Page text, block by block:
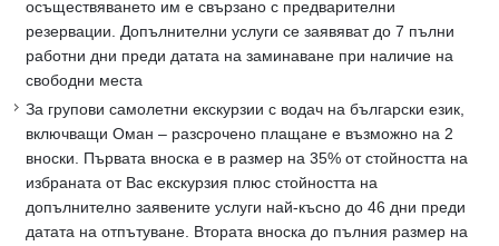
осъществяването им е свързано с предварителни
резервации. Допълнителни услуги се заявяват до 7 пълни
работни дни преди датата на заминаване при наличие на
свободни места
За групови самолетни екскурзии с водач на български език,
включващи Оман – разсрочено плащане е възможно на 2
вноски. Първата вноска е в размер на 35% от стойността на
избраната от Вас екскурзия плюс стойността на
допълнително заявените услуги най-късно до 46 дни преди
датата на отпътуване. Втората вноска до пълния размер на